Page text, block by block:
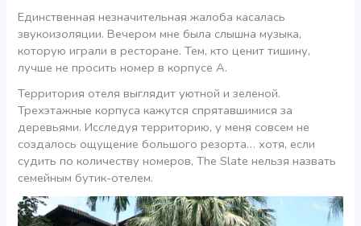
Единственная незначительная жалоба касалась
звукоизоляции. Вечером мне была слышна музыка,
которую играли в ресторане. Тем, кто ценит тишину,
лучше не просить номер в корпусе А.
Территория отеля выглядит уютной и зеленой.
Трехэтажные корпуса кажутся спрятавшимися за
деревьями. Исследуя территорию, у меня совсем не
создалось ощущение большого резорта… хотя, если
судить по количеству номеров, The Slate нельзя назвать
семейным бутик-отелем.